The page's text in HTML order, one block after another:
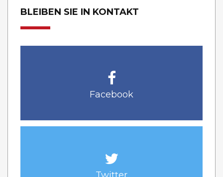
BLEIBEN SIE IN KONTAKT
Facebook